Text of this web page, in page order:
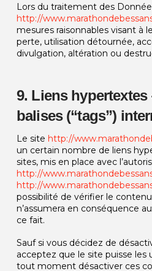
Lors du traitement des
http://
mesures raisonnables visant à
perte, utilisation détournée,
divulgation, altération ou
9. Liens hypertextes
balises (“tags”)
Le site http://
un certain nombre de liens
sites, mis en place avec
http://
http://
possibilité de vérifier le
n’assumera en conséquence
ce fait.
Sauf si vous décidez de
acceptez que le site puisse les
tout moment désactiver ces